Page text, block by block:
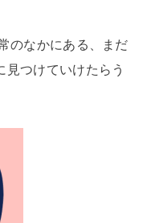
のなかにある、まだ
つけていけたらう